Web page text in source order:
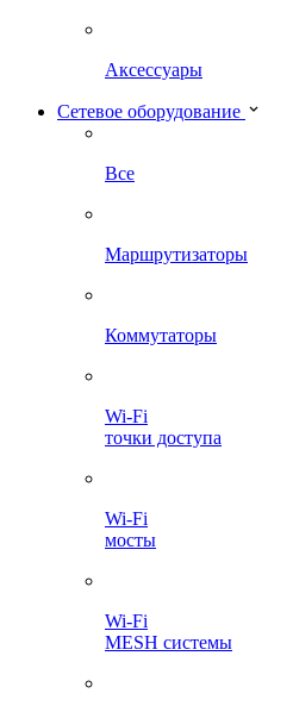
Аксессуары
Сетевое оборудование
Все
Маршрутизаторы
Коммутаторы
Wi-Fi
точки доступа
Wi-Fi
мосты
Wi-Fi
MESH системы